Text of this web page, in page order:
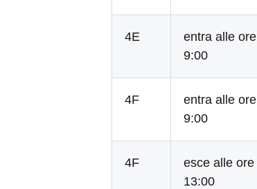
4E
entra alle ore
9:00
4F
entra alle ore
9:00
4F
esce alle ore
13:00